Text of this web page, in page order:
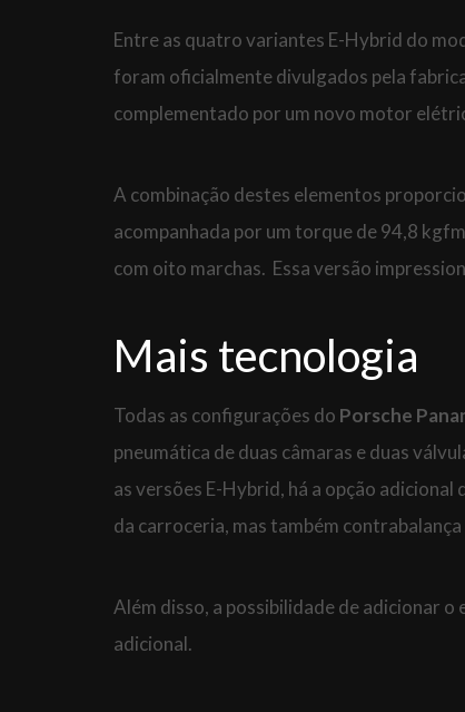
Entre as quatro variantes E-Hybrid do
foram oficialmente divulgados pela
complementado por um novo motor
A combinação destes elementos
acompanhada por um torque de 94,8
com oito marchas. Essa versão
Mais tecnologia
Todas as configurações do Porsche
pneumática de duas câmaras e duas
as versões E-Hybrid, há a opção adicional
da carroceria, mas também
Além disso, a possibilidade de adicionar
adicional.